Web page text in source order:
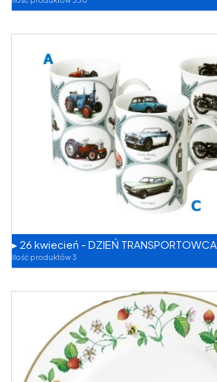
▸ 26 kwiecień - DZIEŃ TRANSPORTOWCA
Ilość produktów 3